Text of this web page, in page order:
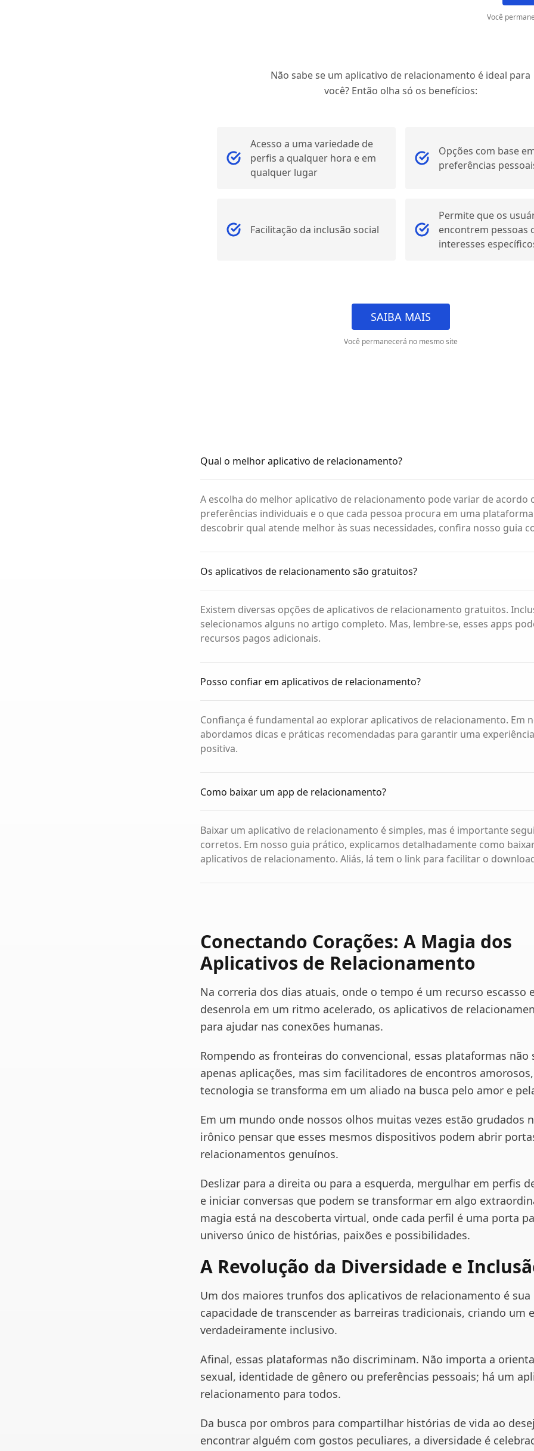
Você
Não sabe se um aplicativo de relacionamento é ideal para
você? Então olha só os benefícios:
Acesso a uma variedade de
perfis a qualquer hora e em
qualquer lugar
Opções com base
preferências
Facilitação da inclusão social
Permite que os
encontrem pessoas
interesses
SAIBA MAIS
Você permanecerá no mesmo site
Qual o melhor aplicativo de relacionamento?
A escolha do melhor aplicativo de relacionamento pode variar de acordo
preferências individuais e o que cada pessoa procura em uma
descobrir qual atende melhor às suas necessidades, confira nosso guia
Os aplicativos de relacionamento são gratuitos?
Existem diversas opções de aplicativos de relacionamento gratuitos.
selecionamos alguns no artigo completo. Mas, lembre-se, esses apps
recursos pagos adicionais.
Posso confiar em aplicativos de relacionamento?
Confiança é fundamental ao explorar aplicativos de relacionamento. Em
abordamos dicas e práticas recomendadas para garantir uma
positiva.
Como baixar um app de relacionamento?
Baixar um aplicativo de relacionamento é simples, mas é importante
corretos. Em nosso guia prático, explicamos detalhadamente como
aplicativos de relacionamento. Aliás, lá tem o link para facilitar o
Conectando Corações: A Magia dos
Aplicativos de Relacionamento
Na correria dos dias atuais, onde o tempo é um recurso escasso
desenrola em um ritmo acelerado, os aplicativos de
para ajudar nas conexões humanas.
Rompendo as fronteiras do convencional, essas plataformas não
apenas aplicações, mas sim facilitadores de encontros
tecnologia se transforma em um aliado na busca pelo amor e
Em um mundo onde nossos olhos muitas vezes estão grudados
irônico pensar que esses mesmos dispositivos podem abrir
relacionamentos genuínos.
Deslizar para a direita ou para a esquerda, mergulhar em perfis
e iniciar conversas que podem se transformar em algo
magia está na descoberta virtual, onde cada perfil é uma porta
universo único de histórias, paixões e possibilidades.
A Revolução da Diversidade e
Um dos maiores trunfos dos aplicativos de relacionamento é sua
capacidade de transcender as barreiras tradicionais, criando um
verdadeiramente inclusivo.
Afinal, essas plataformas não discriminam. Não importa a
sexual, identidade de gênero ou preferências pessoais; há um
relacionamento para todos.
Da busca por ombros para compartilhar histórias de vida ao
encontrar alguém com gostos peculiares, a diversidade é